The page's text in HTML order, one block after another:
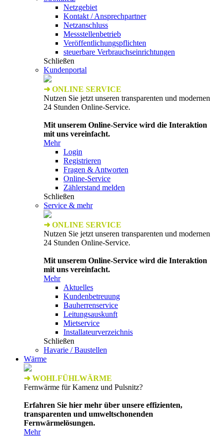
Netzgebiet
Kontakt / Ansprechpartner
Netzanschluss
Messstellenbetrieb
Veröffentlichungspflichten
steuerbare Verbrauchseinrichtungen
Schließen
Kundenportal
➜ ONLINE SERVICE
Nutzen Sie jetzt unseren transparenten und modernen
24 Stunden Online-Service.
Mit unserem Online-Service wird die Interaktion
mit uns vereinfacht.
Mehr
Login
Registrieren
Fragen & Antworten
Online-Service
Zählerstand melden
Schließen
Service & mehr
➜ ONLINE SERVICE
Nutzen Sie jetzt unseren transparenten und modernen
24 Stunden Online-Service.
Mit unserem Online-Service wird die Interaktion
mit uns vereinfacht.
Mehr
Aktuelles
Kundenbetreuung
Bauherrenservice
Leitungsauskunft
Mietservice
Installateurverzeichnis
Schließen
Havarie / Baustellen
Wärme
➜ WOHLFÜHLWÄRME
Fernwärme für Kamenz und Pulsnitz?
Erfahren Sie hier mehr über unsere effizienten,
transparenten und umweltschonenden
Fernwärmelösungen.
Mehr